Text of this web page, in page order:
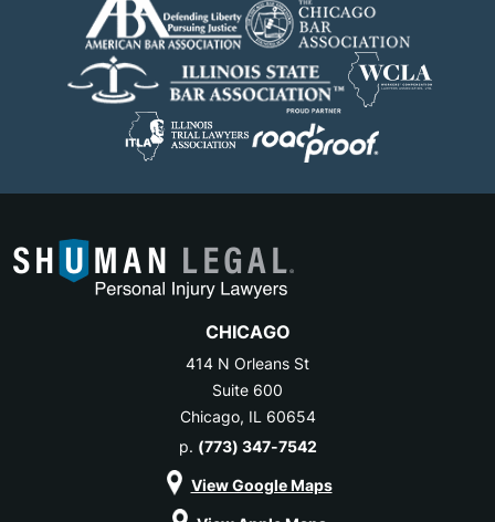
CHICAGO
414 N Orleans St
Suite 600
Chicago, IL 60654
p. (773) 347-7542
View Google Maps